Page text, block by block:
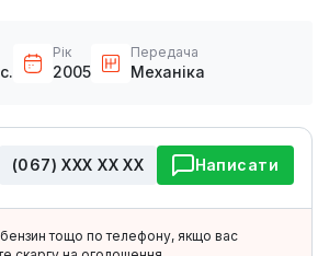
Рік
2005
Передача
Механіка
(067) ХХХ ХХ ХХ Написати
тощо по телефону, якщо вас